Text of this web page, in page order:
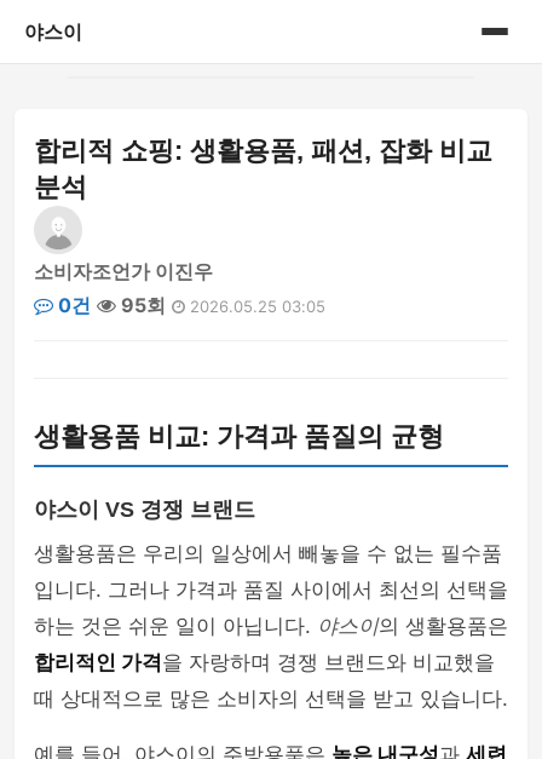
야스이
게시판
합리적 쇼핑: 생활용품, 패션, 잡화 비교
분석
소비자조언가 이진우
0건
95회 2026.05.25 03:05
생활용품 비교: 가격과 품질의 균형
야스이 VS 경쟁 브랜드
생활용품은 우리의 일상에서 빼놓을 수 없는 필수품
입니다. 그러나 가격과 품질 사이에서 최선의 선택을
하는 것은 쉬운 일이 아닙니다. 야스이의 생활용품은
합리적인 가격을 자랑하며 경쟁 브랜드와 비교했을
때 상대적으로 많은 소비자의 선택을 받고 있습니다.
예를 들어, 야스이의 주방용품은 높은 내구성과 세련